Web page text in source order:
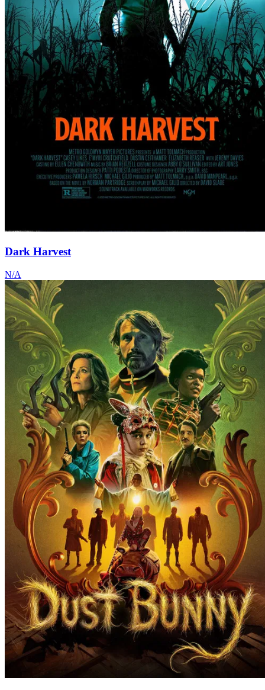
Dark Harvest
N/A